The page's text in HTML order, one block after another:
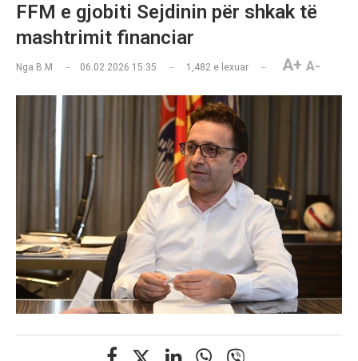
FFM e gjobiti Sejdinin për shkak të
mashtrimit financiar
Nga B.M 06.02.2026 15:35 1,482 e lexuar A+ A-